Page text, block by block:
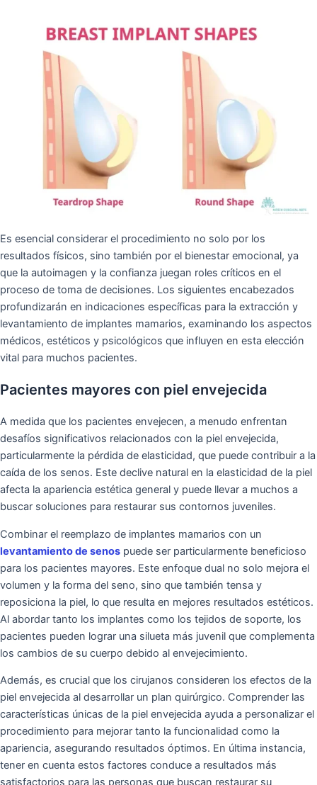
Es esencial considerar el procedimiento no solo por los
resultados físicos, sino también por el bienestar emocional, ya
que la autoimagen y la confianza juegan roles críticos en el
proceso de toma de decisiones. Los siguientes encabezados
profundizarán en indicaciones específicas para la extracción y
levantamiento de implantes mamarios, examinando los aspectos
médicos, estéticos y psicológicos que influyen en esta elección
vital para muchos pacientes.
Pacientes mayores con piel envejecida
A medida que los pacientes envejecen, a menudo enfrentan
desafíos significativos relacionados con la piel envejecida,
particularmente la pérdida de elasticidad, que puede contribuir a la
caída de los senos. Este declive natural en la elasticidad de la piel
afecta la apariencia estética general y puede llevar a muchos a
buscar soluciones para restaurar sus contornos juveniles.
Combinar el reemplazo de implantes mamarios con un
levantamiento de senos puede ser particularmente beneficioso
para los pacientes mayores. Este enfoque dual no solo mejora el
volumen y la forma del seno, sino que también tensa y
reposiciona la piel, lo que resulta en mejores resultados estéticos.
Al abordar tanto los implantes como los tejidos de soporte, los
pacientes pueden lograr una silueta más juvenil que complementa
los cambios de su cuerpo debido al envejecimiento.
Además, es crucial que los cirujanos consideren los efectos de la
piel envejecida al desarrollar un plan quirúrgico. Comprender las
características únicas de la piel envejecida ayuda a personalizar el
procedimiento para mejorar tanto la funcionalidad como la
apariencia, asegurando resultados óptimos. En última instancia,
tener en cuenta estos factores conduce a resultados más
satisfactorios para las personas que buscan restaurar su